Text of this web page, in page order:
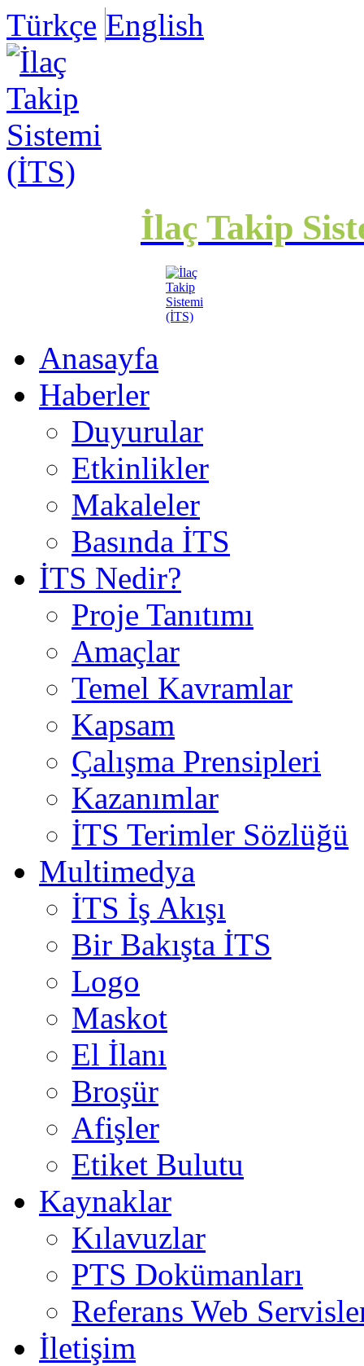
Türkçe English
İlaç Takip
Anasayfa
Haberler
Duyurular
Etkinlikler
Makaleler
Basında İTS
İTS Nedir?
Proje Tanıtımı
Amaçlar
Temel Kavramlar
Kapsam
Çalışma Prensipleri
Kazanımlar
İTS Terimler Sözlüğü
Multimedya
İTS İş Akışı
Bir Bakışta İTS
Logo
Maskot
El İlanı
Broşür
Afişler
Etiket Bulutu
Kaynaklar
Kılavuzlar
PTS Dokümanları
Referans Web
İletişim